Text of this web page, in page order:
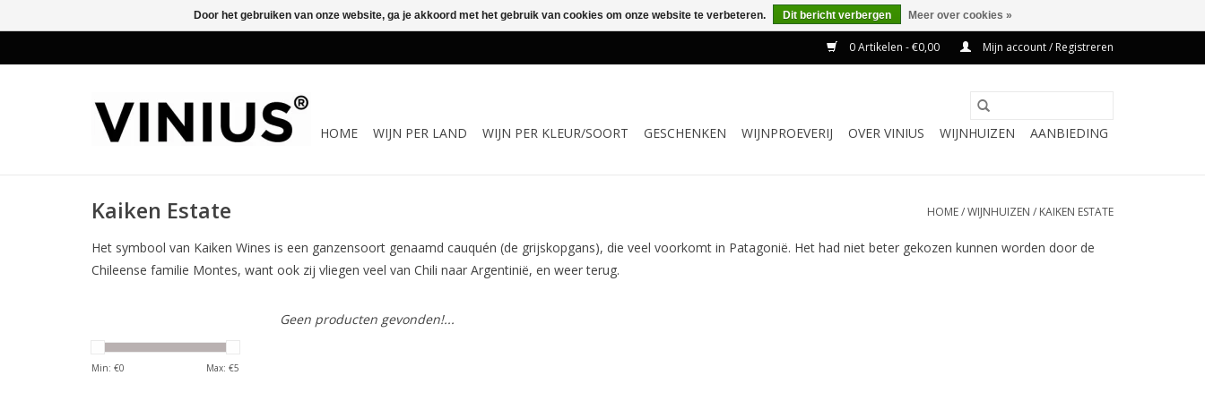
0 Artikelen - €0,00 Mijn account / Registreren
HOME WIJN PER LAND WIJN PER KLEUR/SOORT GESCHENKEN WIJNPROEVERIJ OVER VINIUS WIJNHUIZEN AANBIEDING
Kaiken Estate HOME/WIJNHUIZEN / KAIKEN ESTATE
Het symbool van Kaiken Wines is een ganzensoort genaamd cauquén (de grijskopgans), die veel voorkomt in Patagonië. Het had niet beter gekozen kunnen worden door de
Chileense familie Montes, want ook zij vliegen veel van Chili naar Argentinië, en weer terug.
Min: €0 Max: €5
Geen producten gevonden!...
Door het gebruiken van onze website, ga je akkoord met het gebruik van cookies om onze website te verbeteren. Dit bericht verbergen Meer over cookies »